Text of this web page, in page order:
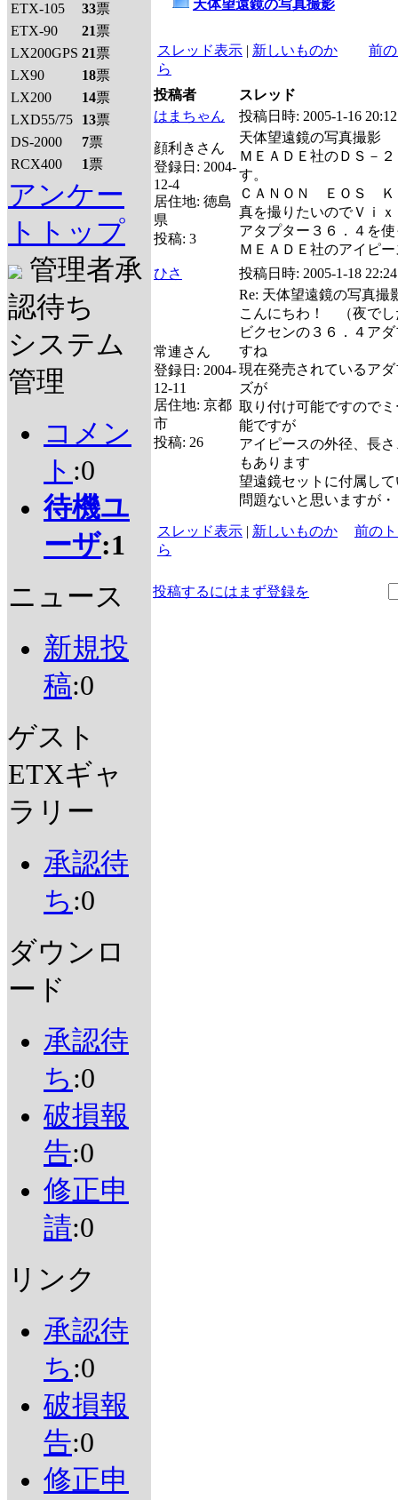
ETX-105
33票
ETX-90
21票
LX200GPS 21票
LX90
18票
LX200
14票
LXD55/75
13票
DS-2000
7票
RCX400
1票
アンケー
トトップ
管理者承
認待ち
システム
管理
コメン
ト :0
待機ユ
ーザ:1
ニュース
新規投
稿:0
ゲスト
ETXギャ
ラリー
承認待
ち :0
ダウンロ
ード
承認待
ち :0
破損報
告:0
修正申
請:0
リンク
承認待
ち :0
破損報
告:0
修正申
天体望遠鏡の写真撮影
スレッド表示 | 新しいものか
ら
前
投稿者
スレッド
はまちゃん
投稿日時: 2005-1-16 20:12
顔利きさん
登録日: 2004-
12-4
居住地: 徳島
県
投稿: 3
天体望遠鏡の写真撮影
ＭＥＡＤＥ社のＤＳ－
す。
ＣＡＮＯＮ ＥＯＳ Ｋ
真を撮りたいのでＶｉ
アタプター３６．４を
ＭＥＡＤＥ社のアイピ
ひさ
投稿日時: 2005-1-18 22:24
常連さん
登録日: 2004-
12-11
居住地: 京都
市
投稿: 26
Re: 天体望遠鏡の写真撮
こんにちわ！ （夜でし
ビクセンの３６．４ア
すね
現在発売されているア
ズが
取り付け可能ですので
能ですが
アイピースの外径、長
もあります
望遠鏡セットに付属し
問題ないと思いますが
スレッド表示 | 新しいものか
ら
前の
投稿するにはまず登録を